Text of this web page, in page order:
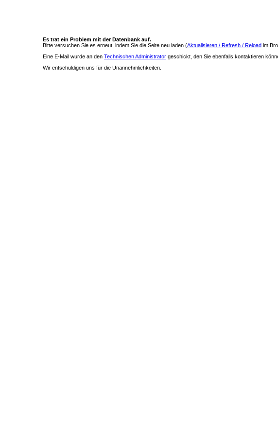
Es trat ein Problem mit der Datenbank auf.
Bitte versuchen Sie es erneut, indem Sie die Seite neu laden (Aktualisieren / Refresh / Reload im
Eine E-Mail wurde an den Technischen Administrator geschickt, den Sie ebenfalls kontaktieren
Wir entschuldigen uns für die Unannehmlichkeiten.